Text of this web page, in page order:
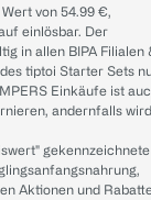
von 54.99 €,
einlösbar. Der
in allen BIPA Filialen
tiptoi Starter Sets
Einkäufe ist
andernfalls wird
gekennzeichnete
Aktionen und